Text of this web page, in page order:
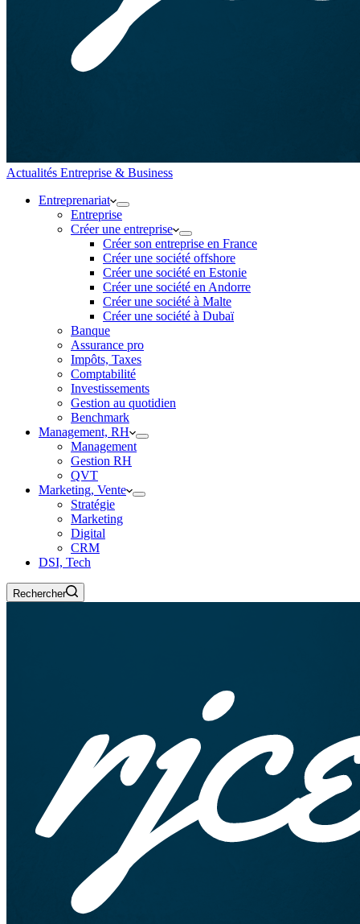
Actualités Entreprise & Business
Entreprenariat
Entreprise
Créer une entreprise
Créer son entreprise en France
Créer une société offshore
Créer une société en Estonie
Créer une société en Andorre
Créer une société à Malte
Créer une société à Dubaï
Banque
Assurance pro
Impôts, Taxes
Comptabilité
Investissements
Gestion au quotidien
Benchmark
Management, RH
Management
Gestion RH
QVT
Marketing, Vente
Stratégie
Marketing
Digital
CRM
DSI, Tech
Rechercher